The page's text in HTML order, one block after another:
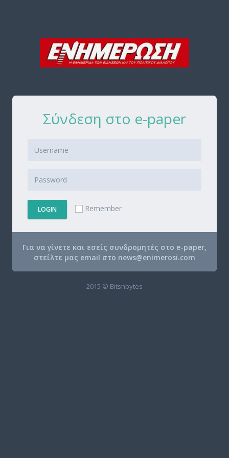
Σύνδεση στο e-paper
LOGIN Remember
Για να γίνετε και εσείς συνδρομητές στο e-paper,
στείλτε μας email στο news@enimerosi.com
2015 © Bitsnbytes